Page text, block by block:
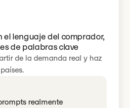
el lenguaje del comprador,
de palabras clave
de la demanda real y haz
realmente